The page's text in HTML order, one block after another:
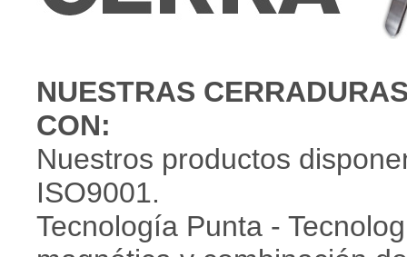
NUESTRAS
CON:
Nuestros productos
ISO9001.
Tecnología Punta -